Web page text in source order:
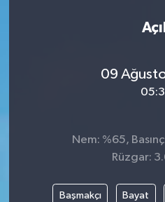
09
Nem: %65,
Rüzgar:
Başmakçı Bayat